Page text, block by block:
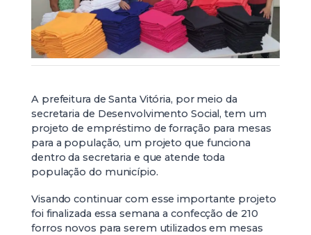
A prefeitura de Santa Vitória, por meio da
secretaria de Desenvolvimento Social, tem um
projeto de empréstimo de forração para mesas
para a população, um projeto que funciona
dentro da secretaria e que atende toda
população do município.
Visando continuar com esse importante projeto
foi finalizada essa semana a confecção de 210
forros novos para serem utilizados em mesas